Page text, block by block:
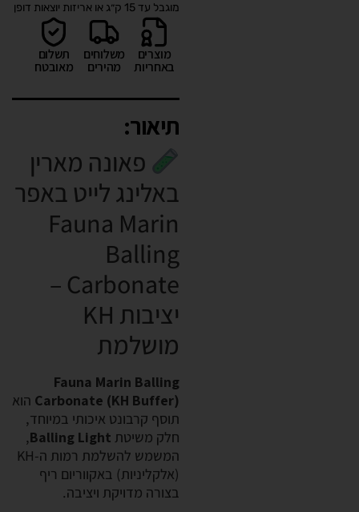
מוגבל עד 15 ק״ג או אריזות יוצאות דופן
מוצרים
באחריות
משלוחים
מהירים
תשלום
מאובטח
תיאור:
פאונה מארין
באלינג לייט באפר
Fauna Marin
Balling
Carbonate –
יציבות KH
מושלמת
Fauna Marin Balling
Carbonate (KH Buffer) הוא
תוסף קרבונט איכותי במיוחד,
חלק משיטת Balling Light
,
המשמש להשלמת רמות ה-KH
(אלקליניות) באקווריום ריף
בצורה מדויקת ויציבה.